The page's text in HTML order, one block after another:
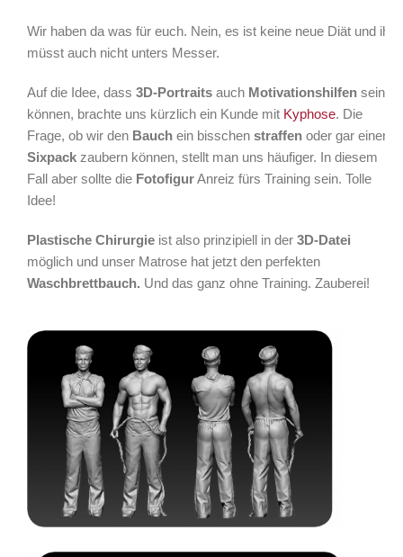
Wir haben da was für euch. Nein, es ist keine neue Diät und ihr
müsst auch nicht unters Messer.
Auf die Idee, dass3D-Portraits auch Motivationshilfen sein
können, brachte uns kürzlich ein Kunde mit Kyphose. Die
Frage, ob wir den Bauch ein bisschenstraffen oder gar einen
Sixpack zaubern können, stellt man uns häufiger. In diesem
Fall aber sollte die FotofigurAnreiz fürs Training sein. Tolle
Idee!
Plastische Chirurgie ist also prinzipiell in der3D-Datei
möglich und unser Matrose hat jetzt den perfekten
Waschbrettbauch. Und das ganz ohne Training. Zauberei!